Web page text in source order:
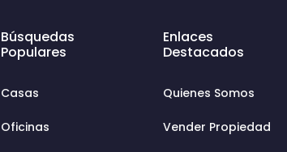
Búsquedas
Populares
Casas
Oficinas
Enlaces
Destacados
Quienes Somos
Vender Propiedad